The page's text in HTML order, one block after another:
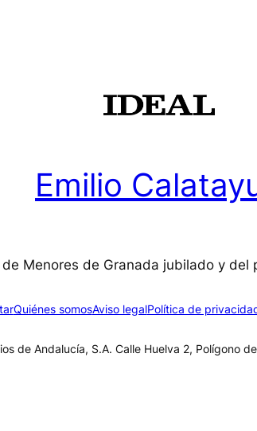
Emilio
Menores de Granada jubilado y del
Quiénes somosAviso legalPolítica de
de Andalucía, S.A. Calle Huelva 2, Polígono